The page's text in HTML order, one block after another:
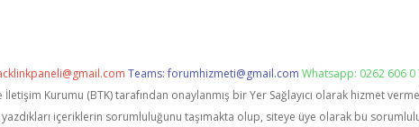
Teams:forumhizmeti@gmail.com Whatsapp: 0262 606 0
İletişim Kurumu (BTK) tarafından onaylanmış bir Yer Sağlayıcı olarak hizmet
içeriklerin sorumluluğunu taşımakta olup, siteye üye olarak bu